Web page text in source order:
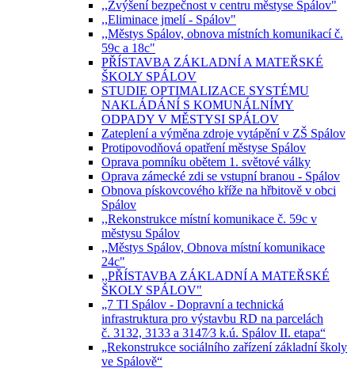
,,Zvýšení bezpečnost v centru městyse Spálov"
,,Eliminace jmelí - Spálov"
,,Městys Spálov, obnova místních komunikací č.
59c a 18c"
PŘÍSTAVBA ZÁKLADNÍ A MATEŘSKÉ
ŠKOLY SPÁLOV
STUDIE OPTIMALIZACE SYSTÉMU
NAKLÁDÁNÍ S KOMUNÁLNÍMY
ODPADY V MĚSTYSI SPÁLOV
Zateplení a výměna zdroje vytápění v ZŠ Spálov
Protipovodňová opatření městyse Spálov
Oprava pomníku obětem 1. světové války
Oprava zámecké zdi se vstupní branou - Spálov
Obnova pískovcového kříže na hřbitově v obci
Spálov
,,Rekonstrukce místní komunikace č. 59c v
městysu Spálov
,,Městys Spálov, Obnova místní komunikace
24c"
,,PŘÍSTAVBA ZÁKLADNÍ A MATEŘSKÉ
ŠKOLY SPÁLOV"
„7 TI Spálov - Dopravní a technická
infrastruktura pro výstavbu RD na parcelách
č. 3132, 3133 a 3147⁄3 k.ú. Spálov II. etapa“
„Rekonstrukce sociálního zařízení základní školy
ve Spálově“